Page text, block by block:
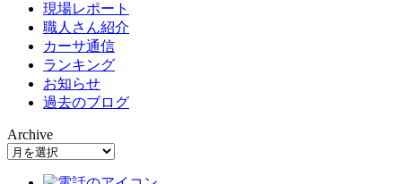
現場レポート
職人さん紹介
カーサ通信
ランキング
お知らせ
過去のブログ
Archive